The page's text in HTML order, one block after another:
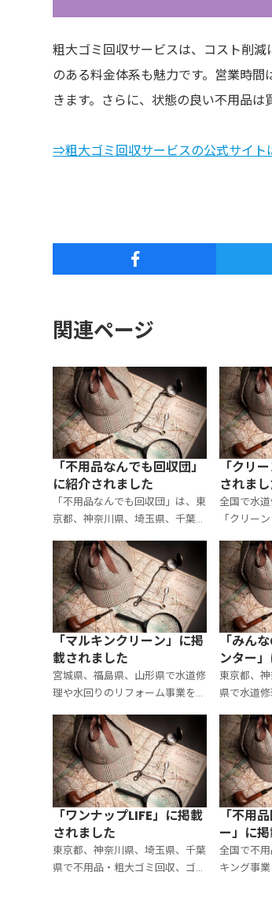
粗大ゴミ回収サービスは、コスト削
のある料金体系も魅力です。営業時
きます。さらに、状態の良い不用品は
⇒粗大ゴミ回収サービスの公式サイト
関連ページ
「不用品なんでも回収団」
に紹介されました
「不用品なんでも回収団」は、東
京都、神奈川県、埼玉県、千葉県
掃、遺品整理を手掛けるサービス
です。この度、大手探偵社レポー
トがこのサイトに紹介されまし
た。 掲
「クリ
されま
全国で水
「クリー
れました
https://
「マルキンクリーン」に掲
載されました
宮城県、福島県、山形県で水道修
理や水回りのリフォーム事業を展
式サイトに、大手探偵社レポート
が掲載されました。 掲載ページ
はコチラ https://mk-clean
「みん
ンター
た。
東京都、
県で水道
サイトに
掲載されま
コチラ
「ワンナップLIFE」に掲載
されました
東京都、神奈川県、埼玉県、千葉
県で不用品・粗大ゴミ回収、ゴミ
「不用
ー」に
全国で不
キング事